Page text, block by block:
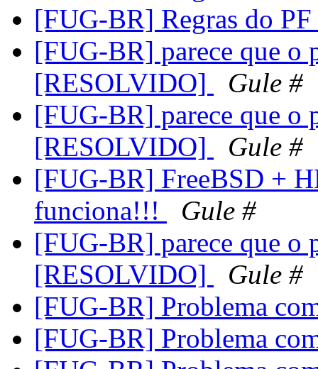
[FUG-BR] Regras do
[FUG-BR] parece que o
[RESOLVIDO]
Gule #
[FUG-BR] parece que o
[RESOLVIDO]
Gule #
[FUG-BR] FreeBSD +
funciona!!!
Gule #
[FUG-BR] parece que o
[RESOLVIDO]
Gule #
[FUG-BR] Problema
[FUG-BR] Problema